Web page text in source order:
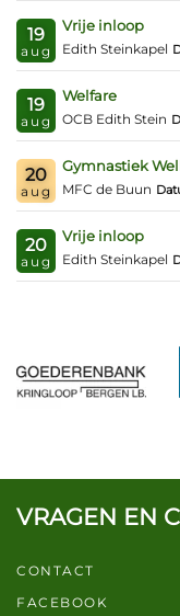
19
aug
Vrije inloop
Edith Steinkapel
19
aug
Welfare
OCB Edith Stein
20
aug
Gymnastiek
MFC de Buun
20
aug
Vrije inloop
Edith Steinkapel
VRAGEN EN
CONTACT
FACEBOOK